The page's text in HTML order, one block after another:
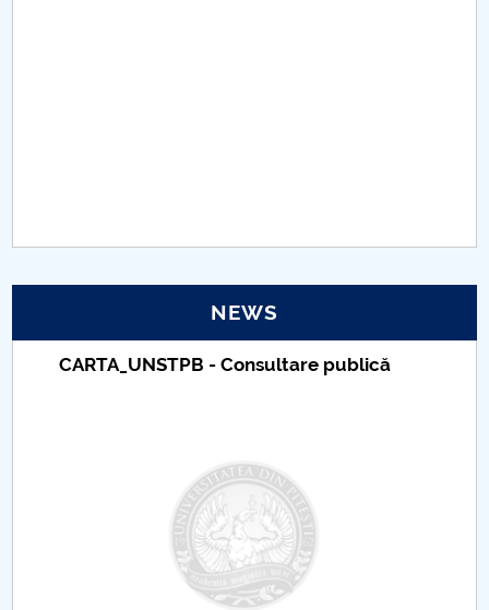
Personal data protection
UPIT for the community
Comisie de etica unversitară
Accesibilitate pentru studenții cu dizabilități
NEWS
CARTA_UNSTPB - Consultare publică